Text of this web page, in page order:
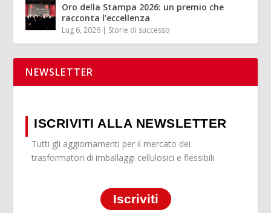
Oro della Stampa 2026: un premio che
racconta l’eccellenza
Lug 6, 2026 | Storie di successo
NEWSLETTER
ISCRIVITI ALLA NEWSLETTER
Tutti gli aggiornamenti per il mercato dei
trasformatori di imballaggi cellulosici e flessibili
Iscriviti